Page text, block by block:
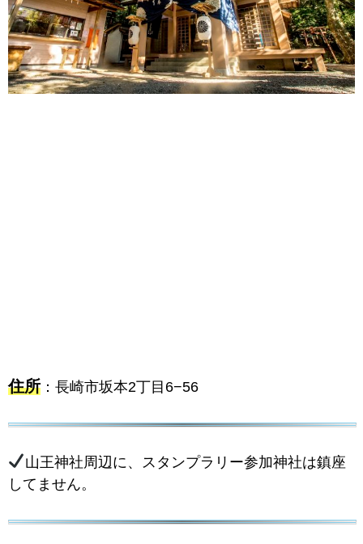
住所 ：長崎市坂本2丁目6−56
山王神社周辺に、スタンプラリー参加神社は鎮座
してません。